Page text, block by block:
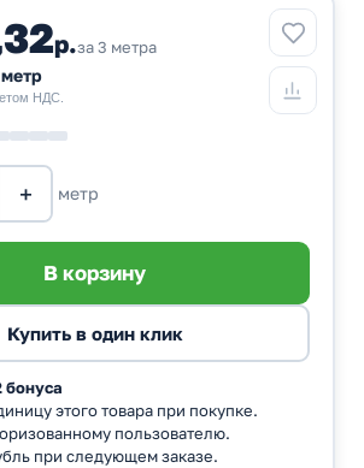
р.за 3 метра
НДС.
+ метр
бонуса
этого товара при покупке.
пользователю.
при следующем заказе.